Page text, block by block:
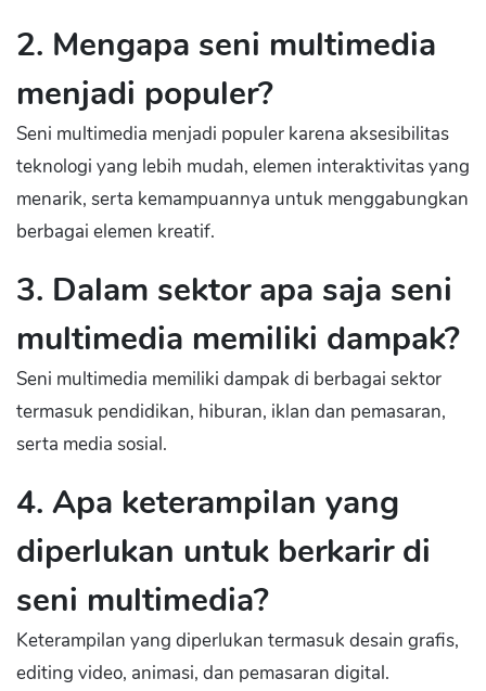
2. Mengapa seni multimedia
menjadi populer?
Seni multimedia menjadi populer karena aksesibilitas
teknologi yang lebih mudah, elemen interaktivitas yang
menarik, serta kemampuannya untuk menggabungkan
berbagai elemen kreatif.
3. Dalam sektor apa saja seni
multimedia memiliki dampak?
Seni multimedia memiliki dampak di berbagai sektor
termasuk pendidikan, hiburan, iklan dan pemasaran,
serta media sosial.
4. Apa keterampilan yang
diperlukan untuk berkarir di
seni multimedia?
Keterampilan yang diperlukan termasuk desain grafis,
editing video, animasi, dan pemasaran digital.